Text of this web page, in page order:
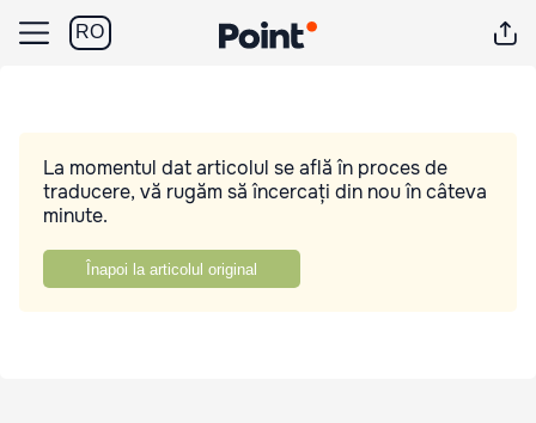
RO
La momentul dat articolul se află în proces de
traducere, vă rugăm să încercați din nou în câteva
minute.
Înapoi la articolul original